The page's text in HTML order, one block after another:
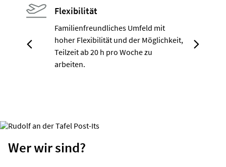
Flexibilität
Familienfreundliches Umfeld mit
hoher Flexibilität und der Möglichkeit,
Teilzeit ab 20 h pro Woche zu
arbeiten.
Wer wir sind?